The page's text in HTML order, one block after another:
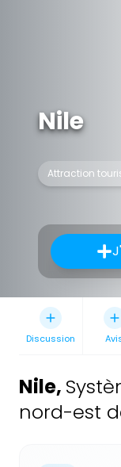
Nile
Attraction
Discussion
Nile,
nord-est